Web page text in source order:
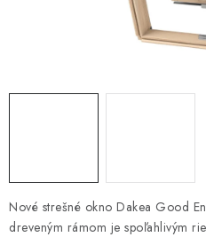
Podmínky ochrany osobních údajů
Nové strešné okno Dakea Good
dreveným rámom je spoľahlivým